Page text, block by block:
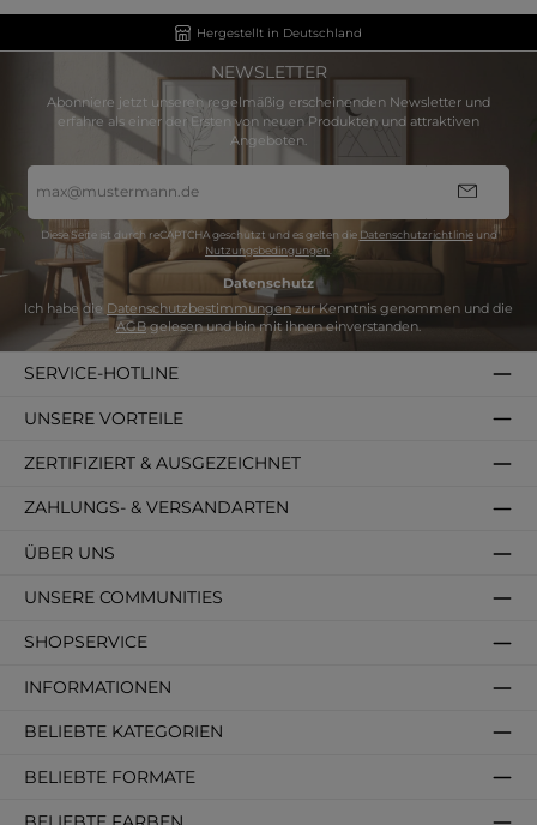
Hergestellt in Deutschland
NEWSLETTER
Abonniere jetzt unseren regelmäßig erscheinenden Newsletter und
erfahre als einer der Ersten von neuen Produkten und attraktiven
Angeboten.
Mail-
Adresse
Diese Seite ist durch reCAPTCHA geschützt und es gelten die Datenschutzrichtlinieund
Nutzungsbedingungen.
Datenschutz
Ich habe die Datenschutzbestimmungenzur Kenntnis genommen und die
AGBgelesen und bin mit ihnen einverstanden.
SERVICE-HOTLINE
SHOPSERVICE
INFORMATIONEN
BELIEBTE KATEGORIEN
BELIEBTE FORMATE
ZAHLUNGS- & VERSANDARTEN
ÜBER UNS
ZERTIFIZIERT & AUSGEZEICHNET
UNSERE VORTEILE
UNSERE COMMUNITIES